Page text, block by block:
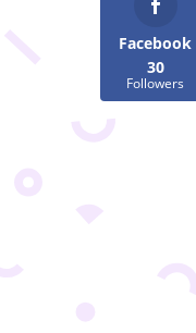
Facebook
30
Followers